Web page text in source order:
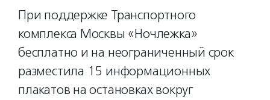
При поддержке Транспортного
комплекса Москвы «Ночлежка»
бесплатно и на неограниченный срок
разместила 15 информационных
плакатов на остановках вокруг